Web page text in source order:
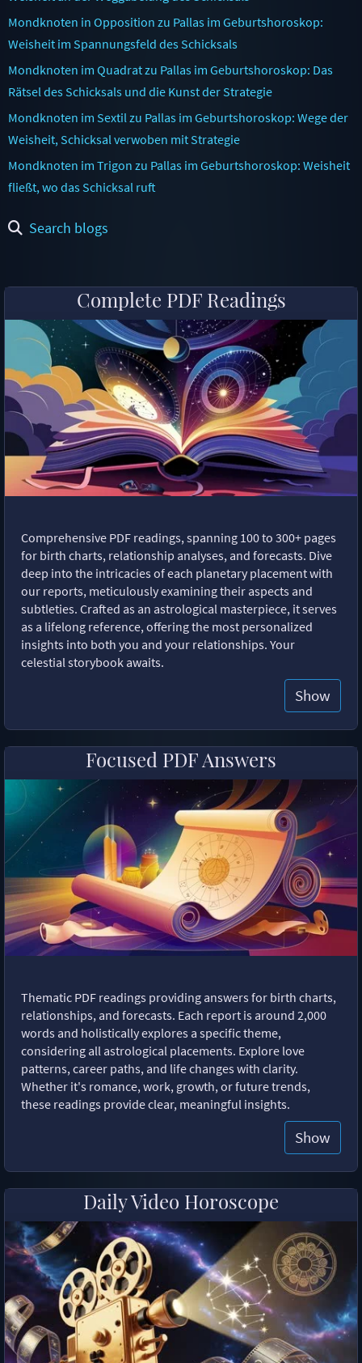
Mondknoten in Opposition zu Pallas im Geburtshoroskop:
Weisheit im Spannungsfeld des Schicksals
Mondknoten im Quadrat zu Pallas im Geburtshoroskop: Das
Rätsel des Schicksals und die Kunst der Strategie
Mondknoten im Sextil zu Pallas im Geburtshoroskop: Wege der
Weisheit, Schicksal verwoben mit Strategie
Mondknoten im Trigon zu Pallas im Geburtshoroskop: Weisheit
fließt, wo das Schicksal ruft
Search blogs
Complete PDF Readings
Comprehensive PDF readings, spanning 100 to 300+ pages
for birth charts, relationship analyses, and forecasts. Dive
deep into the intricacies of each planetary placement with
our reports, meticulously examining their aspects and
subtleties. Crafted as an astrological masterpiece, it serves
as a lifelong reference, offering the most personalized
insights into both you and your relationships. Your
celestial storybook awaits.
Show
Focused PDF Answers
Thematic PDF readings providing answers for birth charts,
relationships, and forecasts. Each report is around 2,000
words and holistically explores a specific theme,
considering all astrological placements. Explore love
patterns, career paths, and life changes with clarity.
Whether it's romance, work, growth, or future trends,
these readings provide clear, meaningful insights.
Show
Daily Video Horoscope